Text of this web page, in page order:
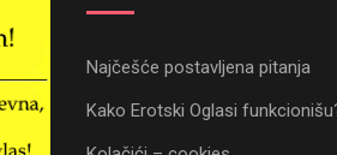
Najčešće postavljena pitanja
Kako Erotski Oglasi